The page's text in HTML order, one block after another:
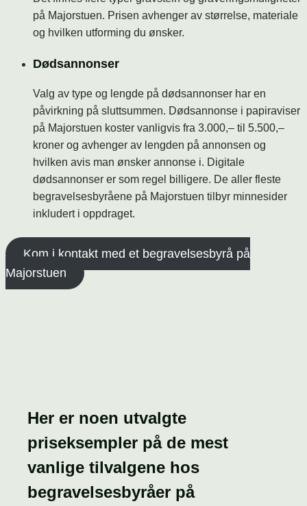
på Majorstuen. Prisen avhenger av størrelse, materiale
og hvilken utforming du ønsker.
Dødsannonser
Valg av type og lengde på dødsannonser har en
påvirkning på sluttsummen. Dødsannonse i papiraviser
på Majorstuen koster vanligvis fra 3.000,– til 5.500,–
kroner og avhenger av lengden på annonsen og
hvilken avis man ønsker annonse i. Digitale
dødsannonser er som regel billigere. De aller fleste
begravelsesbyråene på Majorstuen tilbyr minnesider
inkludert i oppdraget.
Kom i kontakt med et begravelsesbyrå på
Majorstuen
Her er noen utvalgte
priseksempler på de mest
vanlige tilvalgene hos
begravelsesbyråer på